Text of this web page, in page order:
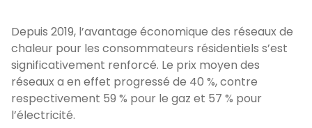
Depuis 2019, l’avantage économique des réseaux de
chaleur pour les consommateurs résidentiels s’est
significativement renforcé. Le prix moyen des
réseaux a en effet progressé de 40 %, contre
respectivement 59 % pour le gaz et 57 % pour
l’électricité.